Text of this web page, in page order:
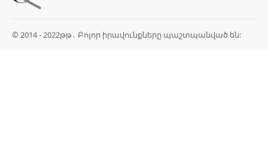
© 2014 - 2022թթ․ Բոլոր իրավունքները պաշտպանված են: